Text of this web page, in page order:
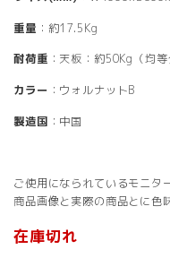
重量 ：約17.5Kg
耐荷重 ：天板：約50Kg（均等
カラー ：ウォルナットB
製造国 ：中国
ご使用になられているモニタ
商品画像と実際の商品とに色
在庫切れ